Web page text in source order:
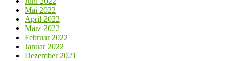
Mai 2022
April 2022
März 2022
Februar 2022
Januar 2022
Dezember 2021